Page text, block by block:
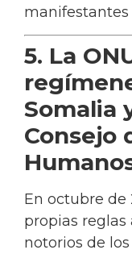
manifestantes
5. La
Somalia
Consejo
En octubre de
propias reglas
notorios de